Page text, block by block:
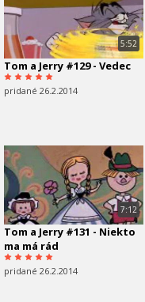
5:52
Tom a Jerry #129 - Vedec
pridané 26.2.2014
7:12
Tom a Jerry #131 - Niekto
ma má rád
pridané 26.2.2014